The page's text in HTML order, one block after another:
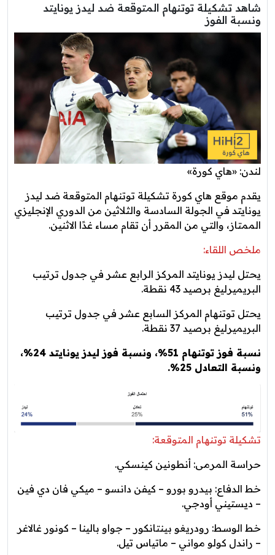
شاهد تشكيلة توتنهام المتوقعة ضد ليدز يونايتد
ونسبة الفوز
لندن: «هاي كورة»
يقدم موقع هاي كورة تشكيلة توتنهام المتوقعة ضد ليدز
يونايتد في الجولة السادسة والثلاثين من الدوري الإنجليزي
الممتاز، والتي من المقرر أن تقام مساء غدًا الاثنين.
ملخص اللقاء:
يحتل ليدز يونايتد المركز الرابع عشر في جدول ترتيب
البريميرليغ برصيد 43 نقطة.
يحتل توتنهام المركز السابع عشر في جدول ترتيب
البريميرليغ برصيد 37 نقطة.
نسبة فوز توتنهام 51%، ونسبة فوز ليدز يونايتد 24%،
ونسبة التعادل 25%.
تشكيلة توتنهام المتوقعة:
حراسة المرمى: أنطونين كينسكي.
خط الدفاع: بيدرو بورو – كيفن دانسو – ميكي فان دي فين
– ديستيني أودجي.
خط الوسط: رودريغو بينتانكور – جواو بالينا – كونور غالاغر
– راندل كولو مواني – ماتياس تيل.